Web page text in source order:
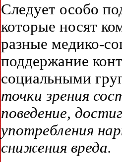
Следует особо
которые носят
разные медико-
поддержание
социальными
точки зрения
поведение,
употребления
снижения вреда.